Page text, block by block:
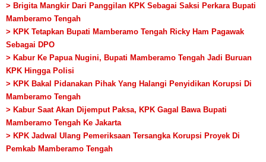
> Brigita Mangkir Dari Panggilan KPK Sebagai Saksi Perkara Bupati
Mamberamo Tengah
> KPK Tetapkan Bupati Mamberamo Tengah Ricky Ham Pagawak
Sebagai DPO
> Kabur Ke Papua Nugini, Bupati Mamberamo Tengah Jadi Buruan
KPK Hingga Polisi
> KPK Bakal Pidanakan Pihak Yang Halangi Penyidikan Korupsi Di
Mamberamo Tengah
> Kabur Saat Akan Dijemput Paksa, KPK Gagal Bawa Bupati
Mamberamo Tengah Ke Jakarta
> KPK Jadwal Ulang Pemeriksaan Tersangka Korupsi Proyek Di
Pemkab Mamberamo Tengah